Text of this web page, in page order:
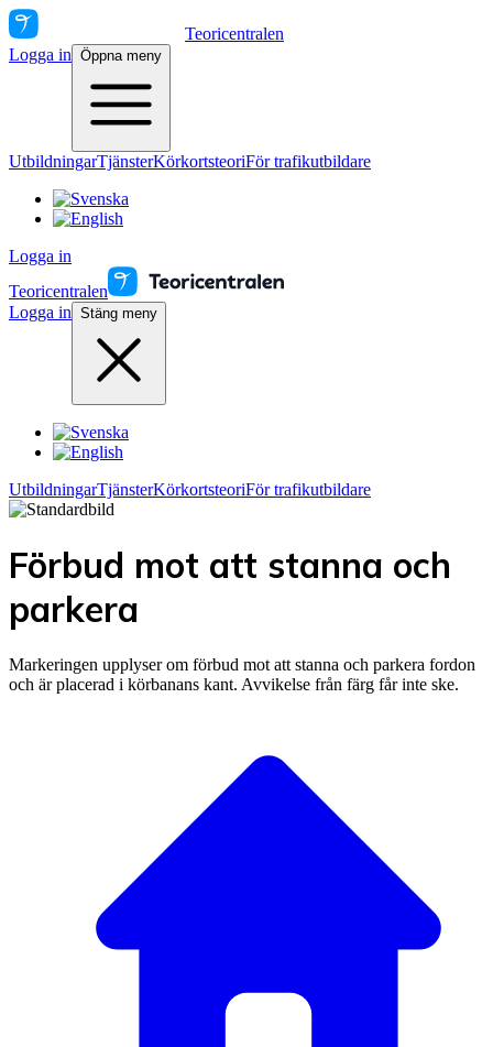
Teoricentralen
Logga in Öppna meny
UtbildningarTjänsterKörkortsteoriFör trafikutbildare
Logga in
Teoricentralen
Logga in Stäng meny
UtbildningarTjänsterKörkortsteoriFör trafikutbildare
Förbud mot att stanna och
parkera
Markeringen upplyser om förbud mot att stanna och parkera fordon
och är placerad i körbanans kant. Avvikelse från färg får inte ske.